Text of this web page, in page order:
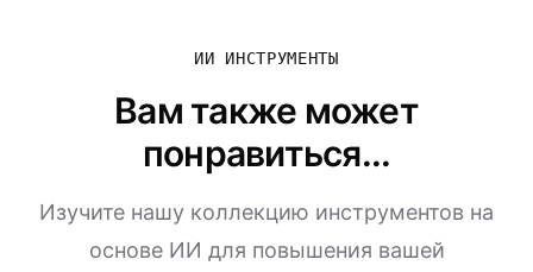
ИИ ИНСТРУМЕНТЫ
Вам также может
понравиться...
Изучите нашу коллекцию инструментов на
основе ИИ для повышения вашей